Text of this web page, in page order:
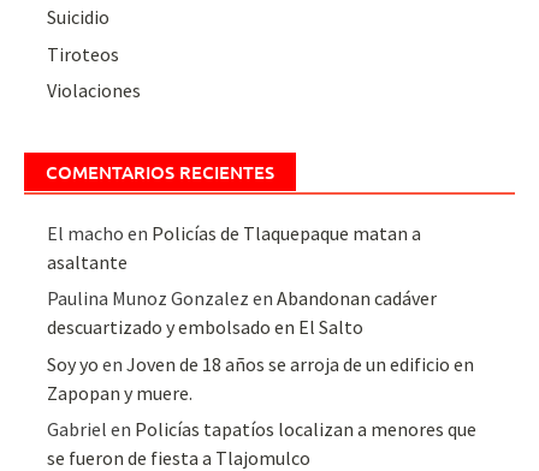
Suicidio
Tiroteos
Violaciones
COMENTARIOS RECIENTES
El macho en Policías de Tlaquepaque matan a
asaltante
Paulina Munoz Gonzalez enAbandonan cadáver
descuartizado y embolsado en El Salto
Soy yo enJoven de 18 años se arroja de un edificio en
Zapopan y muere.
Gabriel en Policías tapatíos localizan a menores que
se fueron de fiesta a Tlajomulco